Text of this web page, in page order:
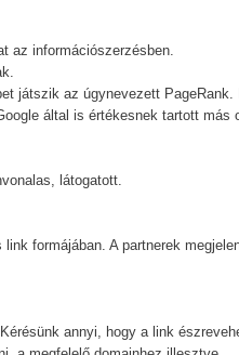
az információszerzésben.
játszik az úgynevezett
által is értékesnek tartott
látogatott.
formájában. A partnerek
annyi, hogy a link